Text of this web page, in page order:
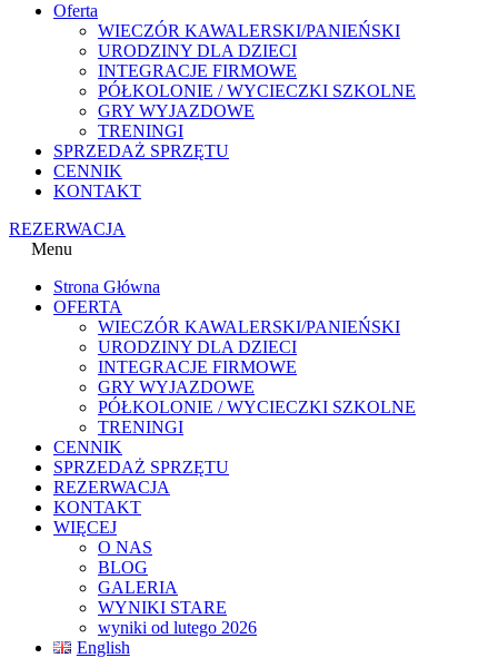
Oferta
WIECZÓR KAWALERSKI/PANIEŃSKI
URODZINY DLA DZIECI
INTEGRACJE FIRMOWE
PÓŁKOLONIE / WYCIECZKI SZKOLNE
GRY WYJAZDOWE
TRENINGI
SPRZEDAŻ SPRZĘTU
CENNIK
KONTAKT
REZERWACJA
Menu
Strona Główna
OFERTA
WIECZÓR KAWALERSKI/PANIEŃSKI
URODZINY DLA DZIECI
INTEGRACJE FIRMOWE
GRY WYJAZDOWE
PÓŁKOLONIE / WYCIECZKI SZKOLNE
TRENINGI
CENNIK
SPRZEDAŻ SPRZĘTU
REZERWACJA
KONTAKT
WIĘCEJ
O NAS
BLOG
GALERIA
WYNIKI STARE
wyniki od lutego 2026
English